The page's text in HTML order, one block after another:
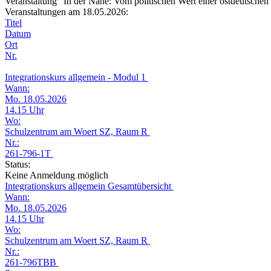
Veranstaltungen am 18.05.2026:
Titel
Datum
Ort
Nr.
Integrationskurs allgemein - Modul 1
Wann:
Mo. 18.05.2026
14.15 Uhr
Wo:
Schulzentrum am Woert SZ, Raum R
Nr.:
261-796-1T
Status:
Keine Anmeldung möglich
Integrationskurs allgemein Gesamtübersicht
Wann:
Mo. 18.05.2026
14.15 Uhr
Wo:
Schulzentrum am Woert SZ, Raum R
Nr.:
261-796TBB